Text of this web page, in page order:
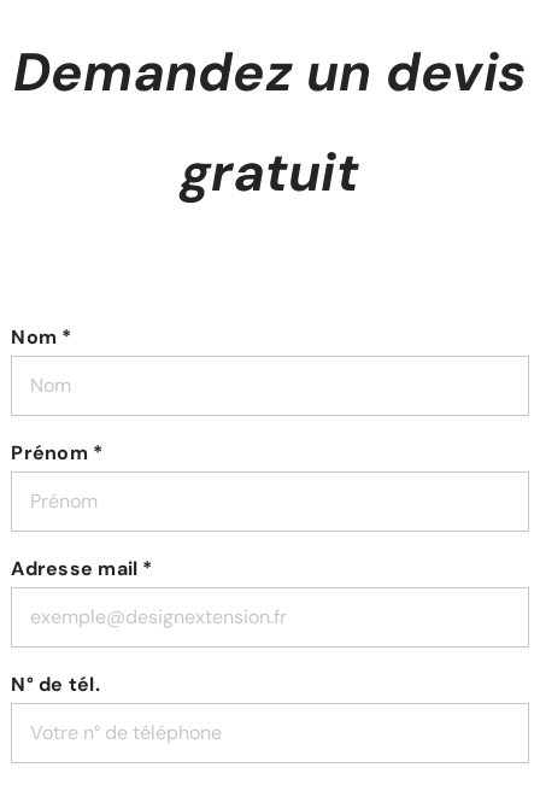
Demandez un devis
gratuit
Nom *
Prénom *
Adresse mail *
N° de tél.